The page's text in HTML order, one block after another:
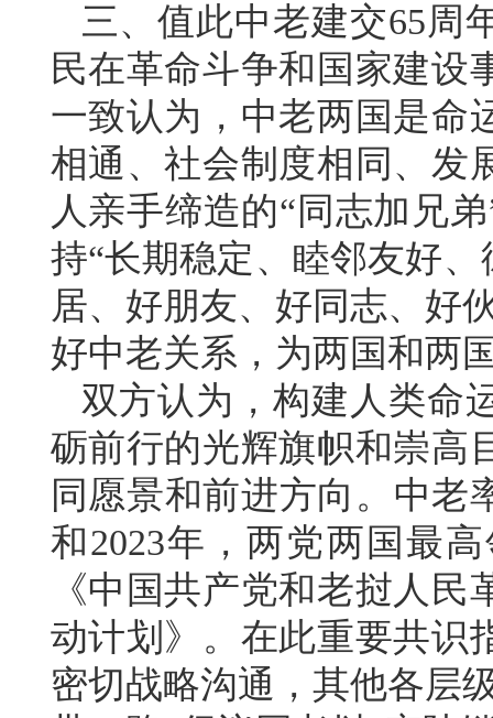
三、值此中老建交65周
民在革命斗争和国家建设
一致认为，中老两国是命
相通、社会制度相同、发
人亲手缔造的“同志加兄
持“长期稳定、睦邻友好
居、好朋友、好同志、好
好中老关系，为两国和两
双方认为，构建人类命
砺前行的光辉旗帜和崇高
同愿景和前进方向。中老
和2023年，两党两国最
《中国共产党和老挝人
动计划》。在此重要共识
密切战略沟通，其他各层